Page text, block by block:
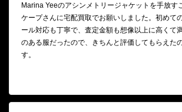
Marina Yeeのアシンメトリージャケットを手放す
ケープさんに宅配買取でお願いしました。初めて
ール対応も丁寧で、査定金額も想像以上に高くて
のある服だったので、きちんと評価してもらえた
す。